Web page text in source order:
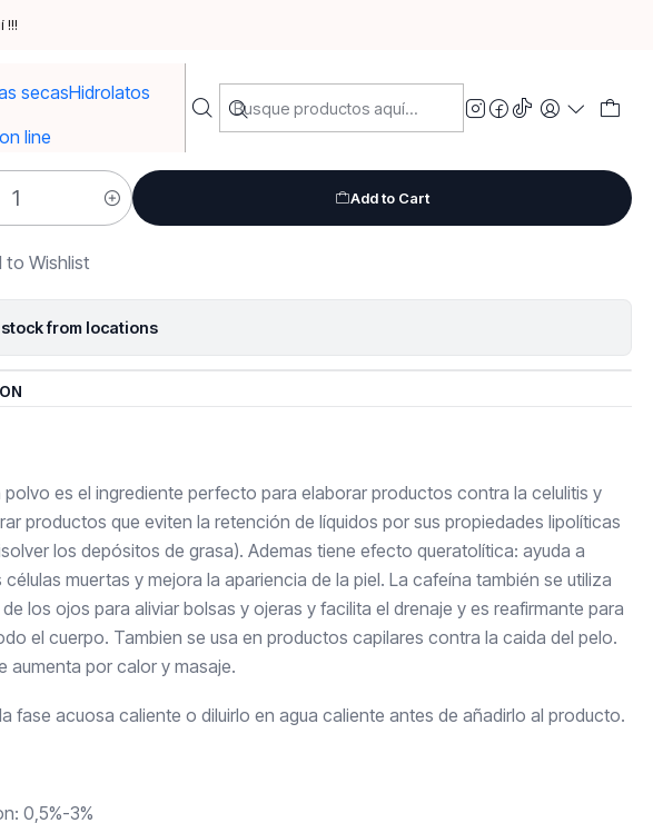
secasHidrolatos
line
!!! anhidra 50 grs USP
anhidra 50 grs USP
Add to Cart
to Wishlist
from locations
polvo es el ingrediente perfecto para elaborar productos contra la celulitis y
productos que eviten la retención de líquidos por sus propiedades lipolíticas
los depósitos de grasa). Ademas tiene efecto queratolítica: ayuda a
células muertas y mejora la apariencia de la piel. La cafeína también se utiliza
los ojos para aliviar bolsas y ojeras y facilita el drenaje y es reafirmante para
el cuerpo. Tambien se usa en productos capilares contra la caida del pelo.
aumenta por calor y masaje.
fase acuosa caliente o diluirlo en agua caliente antes de añadirlo al producto.
0,5%-3%